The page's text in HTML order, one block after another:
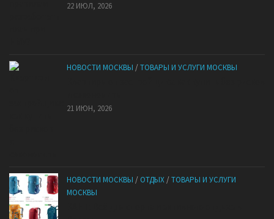
22 ИЮЛ, 2026
НОВОСТИ МОСКВЫ /ТОВАРЫ И УСЛУГИ МОСКВЫ
21 ИЮН, 2026
НОВОСТИ МОСКВЫ / ОТДЫХ /ТОВАРЫ И УСЛУГИ
МОСКВЫ